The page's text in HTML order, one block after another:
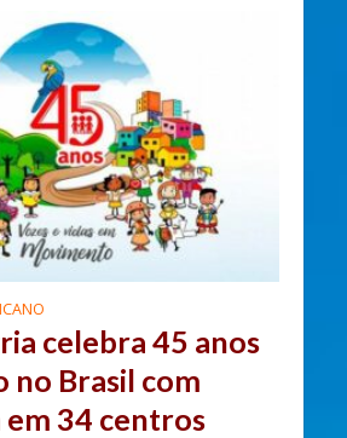
celebra 45 anos
no Brasil com
em 34 centros